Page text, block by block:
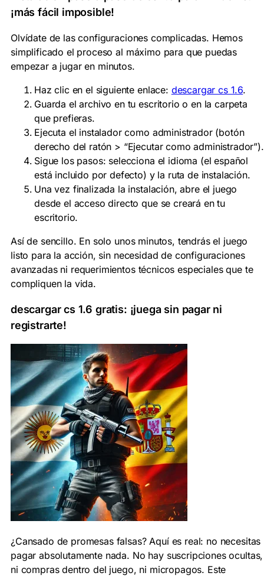
¡más fácil imposible!
Olvídate de las configuraciones complicadas. Hemos
simplificado el proceso al máximo para que puedas
empezar a jugar en minutos.
Haz clic en el siguiente enlace: descargar cs 1.6.
Guarda el archivo en tu escritorio o en la carpeta
que prefieras.
Ejecuta el instalador como administrador (botón
derecho del ratón > “Ejecutar como administrador”).
Sigue los pasos: selecciona el idioma (el español
está incluido por defecto) y la ruta de instalación.
Una vez finalizada la instalación, abre el juego
desde el acceso directo que se creará en tu
escritorio.
Así de sencillo. En solo unos minutos, tendrás el juego
listo para la acción, sin necesidad de configuraciones
avanzadas ni requerimientos técnicos especiales que te
compliquen la vida.
descargar cs 1.6 gratis: ¡juega sin pagar ni
registrarte!
¿Cansado de promesas falsas? Aquí es real: no necesitas
pagar absolutamente nada. No hay suscripciones ocultas,
ni compras dentro del juego, ni micropagos. Este